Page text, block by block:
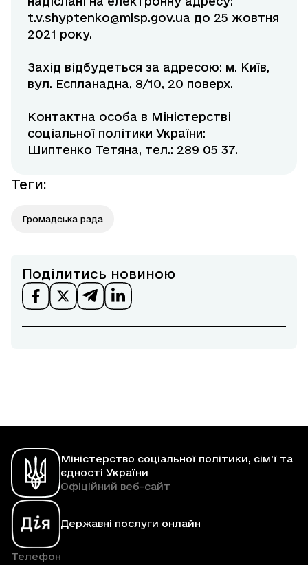
t.v.shyptenko@mlsp.gov.ua до 25 жовтня
2021 року.
Захід відбудеться за адресою: м. Київ,
вул. Еспланадна, 8/10, 20 поверх.
Контактна особа в Міністерстві
соціальної політики України:
Шиптенко Тетяна, тел.: 289 05 37.
Теги:
Громадська рада
Поділитись новиною
Міністерство соціальної політики, сім'ї та
єдності України
Офіційний веб-сайт
Державні послуги онлайн
Телефон